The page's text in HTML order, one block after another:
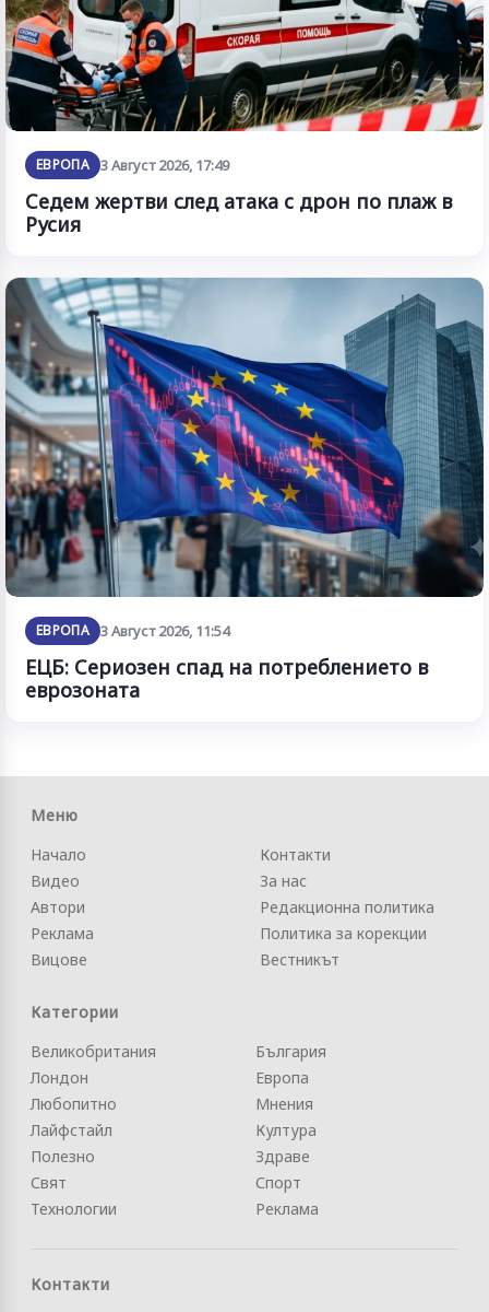
ЕВРОПА 3 Август 2026, 17:49
Седем жертви след атака с дрон по плаж в
Русия
ЕВРОПА 3 Август 2026, 11:54
ЕЦБ: Сериозен спад на потреблението в
еврозоната
Меню
Начало
Видео
Автори
Реклама
Вицове
Контакти
За нас
Редакционна политика
Политика за корекции
Вестникът
Категории
Великобритания
Лондон
Любопитно
Лайфстайл
Полезно
Свят
Технологии
България
Европа
Мнения
Култура
Здраве
Спорт
Реклама
Контакти